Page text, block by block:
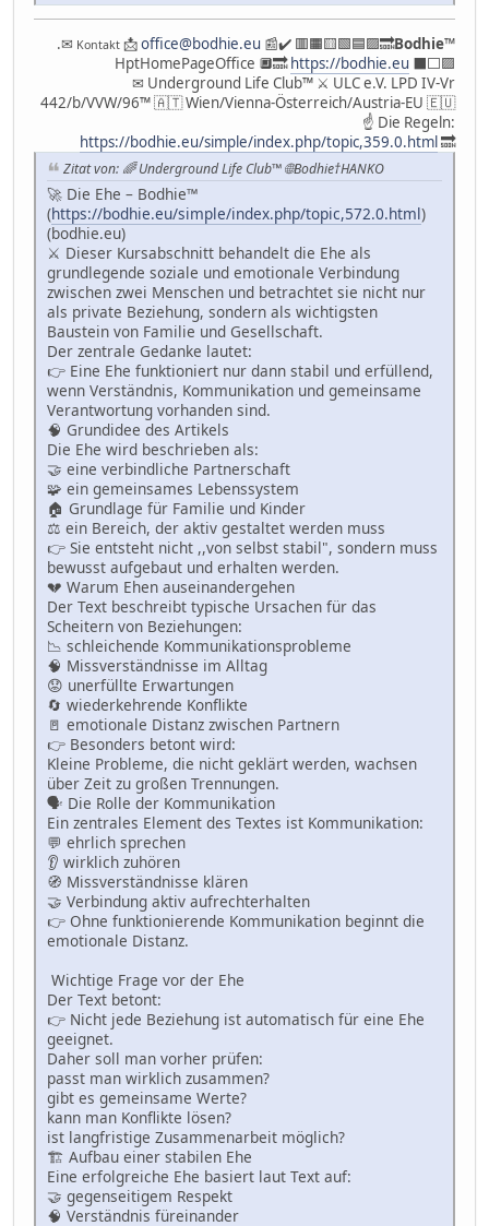
.✉ Kontakt 📩office@bodhie.eu 📰✔️ 🟥🟧🟨🟩🟦🟪🔜Bodhie™
HptHomePageOffice 🔲🔜https://bodhie.eu ⬛️⬜️🟪
✉ Underground Life Club™ ⚔ ULC e.V. LPD IV-Vr
442/b/VVW/96™ 🇦🇹 Wien/Vienna-Österreich/Austria-EU 🇪🇺
☝ Die Regeln:
https://bodhie.eu/simple/index.php/topic,359.0.html🔜
Zitat von: 🌈 Underground Life Club™ 🌐Bodhie†HANKO
🚀 Die Ehe – Bodhie™
(https://bodhie.eu/simple/index.php/topic,572.0.html)
(bodhie.eu)
⚔️ Dieser Kursabschnitt behandelt die Ehe als
grundlegende soziale und emotionale Verbindung
zwischen zwei Menschen und betrachtet sie nicht nur
als private Beziehung, sondern als wichtigsten
Baustein von Familie und Gesellschaft.
Der zentrale Gedanke lautet:
👉 Eine Ehe funktioniert nur dann stabil und erfüllend,
wenn Verständnis, Kommunikation und gemeinsame
Verantwortung vorhanden sind.
🧠 Grundidee des Artikels
Die Ehe wird beschrieben als:
🤝 eine verbindliche Partnerschaft
🧩 ein gemeinsames Lebenssystem
🏠 Grundlage für Familie und Kinder
⚖️ ein Bereich, der aktiv gestaltet werden muss
👉 Sie entsteht nicht ,,von selbst stabil", sondern muss
bewusst aufgebaut und erhalten werden.
💔 Warum Ehen auseinandergehen
Der Text beschreibt typische Ursachen für das
Scheitern von Beziehungen:
📉 schleichende Kommunikationsprobleme
🧠 Missverständnisse im Alltag
😟 unerfüllte Erwartungen
🔄 wiederkehrende Konflikte
🚪 emotionale Distanz zwischen Partnern
👉 Besonders betont wird:
Kleine Probleme, die nicht geklärt werden, wachsen
über Zeit zu großen Trennungen.
🗣 Die Rolle der Kommunikation
Ein zentrales Element des Textes ist Kommunikation:
💬 ehrlich sprechen
👂 wirklich zuhören
🧭 Missverständnisse klären
🤝 Verbindung aktiv aufrechterhalten
👉 Ohne funktionierende Kommunikation beginnt die
emotionale Distanz.
Wichtige Frage vor der Ehe
Der Text betont:
👉 Nicht jede Beziehung ist automatisch für eine Ehe
geeignet.
Daher soll man vorher prüfen:
passt man wirklich zusammen?
gibt es gemeinsame Werte?
kann man Konflikte lösen?
ist langfristige Zusammenarbeit möglich?
🏗 Aufbau einer stabilen Ehe
Eine erfolgreiche Ehe basiert laut Text auf:
🤝 gegenseitigem Respekt
🧠 Verständnis füreinander